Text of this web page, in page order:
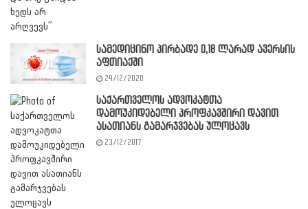
სამედიცინო პირბადე 0,18 ლარად ავერსის
აფთიაქში
24/12/2020
საქართველოს ადვოკატთა
დამოუკიდებელი პროფკავშირი დავით
ასათიანს გამარჯვებას ულოცავს
23/12/2017